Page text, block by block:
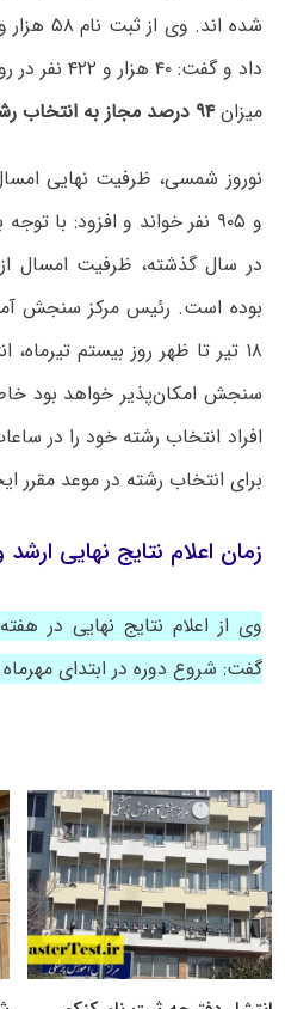
داد و گفت:
میزان۹۴ درصد مجاز به انتخاب رشته شده اند.
در سال گذشته، ظرفیت امسال
بوده است. رئیس مرکز سنجش
۱۸ تیر تا ظهر روز بیستم
سنجش امکان‌پذیر خواهد بود
افراد انتخاب رشته خود را در
برای انتخاب رشته در موعد مقرر
زمان اعلام نتایج نهایی ارشد
وی از اعلام نتایج نهایی در
گفت: شروع دوره در ابتدای